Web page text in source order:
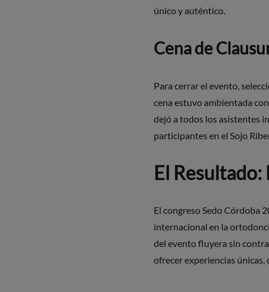
único y auténtico.
Cena de
Para cerrar el evento,
cena estuvo ambientada
dejó a todos los asistentes
participantes en el Sojo
El
El congreso Sedo Córdoba
internacional en la
del evento fluyera sin
ofrecer experiencias únicas,